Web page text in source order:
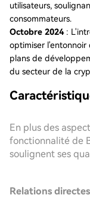
utilisateurs,
consommateurs.
Octobre 2024:
optimiser l'entonnoir
plans de
du secteur de la
En plus des
fonctionnalité de
soulignent ses
Relations